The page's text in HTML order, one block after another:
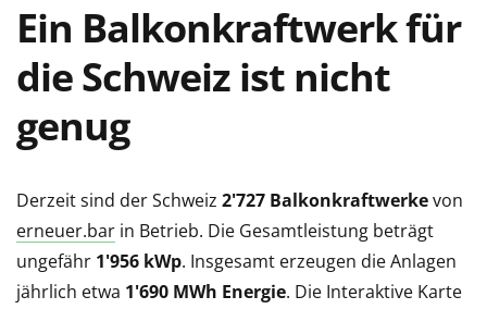
Ein Balkonkraftwerk für
die Schweiz ist nicht
genug
Derzeit sind der Schweiz 2'727 Balkonkraftwerkevon
erneuer.bar in Betrieb. Die Gesamtleistung beträgt
ungefähr 1'956 kWp. Insgesamt erzeugen die Anlagen
jährlich etwa 1'690 MWh Energie. Die Interaktive Karte